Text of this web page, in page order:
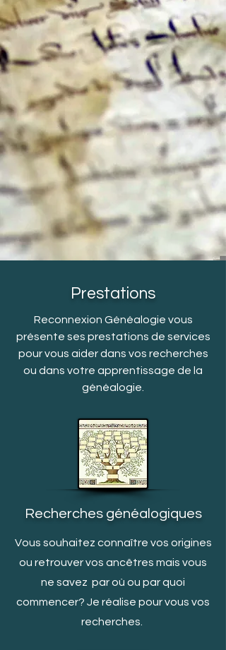
Prestations
Reconnexion Généalogie vous
présente ses prestations de services
pour vous aider dans vos recherches
ou dans votre apprentissage de la
généalogie.
Recherches généalogiques
Vous souhaitez connaître vos origines
ou retrouver vos ancêtres mais vous
ne savez par où ou par quoi
commencer? Je réalise pour vous vos
recherches.